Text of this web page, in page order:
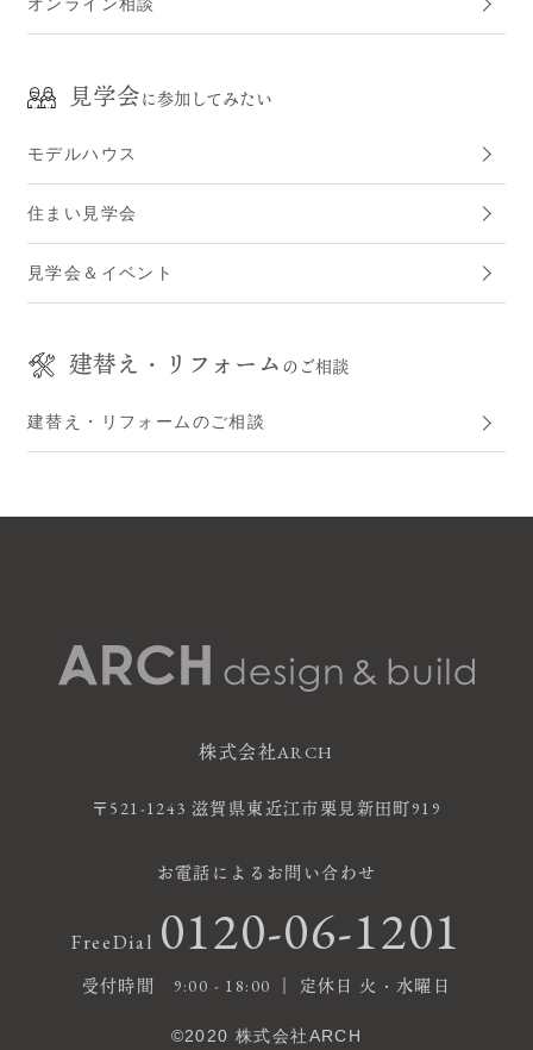
見学会に参加してみたい
モデルハウス
住まい見学会
見学会＆イベント
建替え・リフォーム のご相談
建替え・リフォームのご相談
株式会社ARCH
〒521-1243 滋賀県東近江市栗見新田町919
お電話によるお問い合わせ
FreeDial 0120-06-1201
受付時間 9:00 - 18:00 ｜ 定休日 火・水曜日
©2020 株式会社ARCH